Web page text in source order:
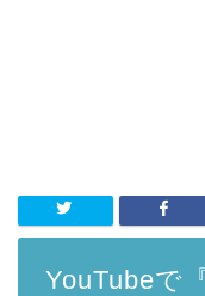
YouTubeで